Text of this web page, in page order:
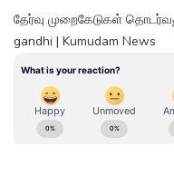
தேர்வு முறைகேடுகள்
gandhi | Kumudam News